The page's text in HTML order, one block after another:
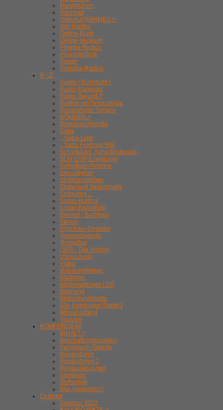
Musiktruhen
Nachhall
NAHAUFNAHMEN >
Not-Radios
Online-Buch
Online-Museum
Philetta-Radios
Phonotechnik
Player
Portable Radios
R - Z
Radio? Rundfunk?
Radio-Kameras
Radio Zukunft ?
Radios mit Textanzeige
Reparaturen Service
RÖHREN >
Röhrenprüfgeräte
Saba
.. Saba-Liste
.. Saba Freiburg WIII
Schaltbilder, Schaltbildlesen
SDR-DSP Empfänger
Selbstbau-Projekte
Signalgeber
Skalenscheiben
Skalenseil Seilantriebe
Schnurlos ...
Spass-Radios
s-plan Bibliothek
Stecker / Buchsen
Stereo
Synchron-Detektor
Tonbandgeräte
Tonmöbel
UKW - Der Anfang
Ultra-Linear
Video
Volksempfänger
Walkman
Weltempfänger / DX
Werbung
Widerstandskode
Wie funktioniert Radio?
Wissensstand
Youtube
KOMPENDIUM
INHALT >
Beschaffungsquellen
Fehlersuch-Tabelle
Reparaturen
Reparaturen 2
Restaurierungen
Sammeln
Sicherheit
Wie reparieren?
Detektor
Detektor 2022